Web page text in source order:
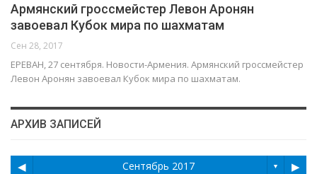
Армянский гроссмейстер Левон Аронян
завоевал Кубок мира по шахматам
Сен 28, 2017
ЕРЕВАН, 27 сентября. Новости-Армения. Армянский гроссмейстер
Левон Аронян завоевал Кубок мира по шахматам.
АРХИВ ЗАПИСЕЙ
◀ Сентябрь 2017 ▼ ▶